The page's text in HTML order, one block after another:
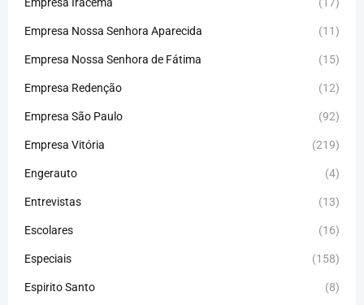
Empresa Nossa Senhora Aparecida (11)
Empresa Nossa Senhora de Fátima (15)
Empresa Redenção (12)
Empresa São Paulo (92)
Empresa Vitória (219)
Engerauto (4)
Entrevistas (13)
Escolares (16)
Especiais (158)
Espirito Santo (8)